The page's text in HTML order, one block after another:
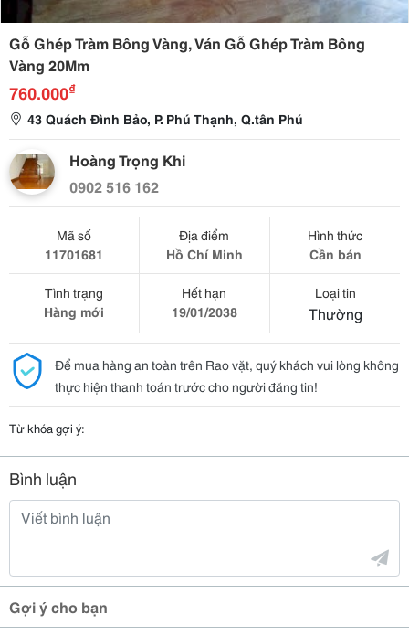
Gỗ Ghép Tràm Bông Vàng, Ván Gỗ Ghép Tràm Bông
Vàng 20Mm
760.000₫
43 Quách Đình Bảo, P. Phú Thạnh, Q.tân Phú
Hoàng Trọng Khi
0902 516 162
Mã số
11701681
Địa điểm
Hồ Chí Minh
Hình thức
Cần bán
Tình trạng
Hàng mới
Hết hạn
19/01/2038
Loại tin
Thường
Để mua hàng an toàn trên Rao vặt, quý khách vui lòng không
thực hiện thanh toán trước cho người đăng tin!
Từ khóa gợi ý:
Bình luận
Gợi ý cho bạn